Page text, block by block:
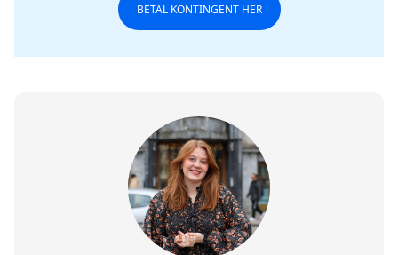
BETAL KONTINGENT HER